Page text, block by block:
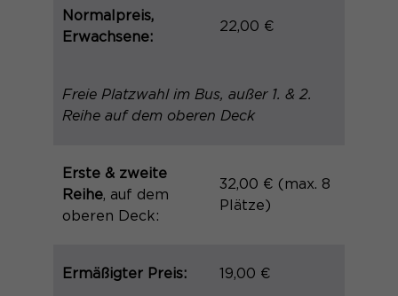
Normalpreis,
Erwachsene:
22,00 €
Freie Platzwahl im Bus, außer 1. & 2.
Reihe auf dem oberen Deck
Erste & zweite
Reihe, auf dem
oberen Deck:
32,00 € (max. 8
Plätze)
Ermäßigter Preis: 19,00 €
Zweck
(Formulare).
Name be_typo_user
Laufzeit Ende der Sitzung
Dieser Cookie teilt der Webseite mit,
diese zu verwalten.
Anbieter Matomo
Zweck Speichert die Herkunft des Besuchers.
Name MATOMO_SESSID
Anbieter Matomo